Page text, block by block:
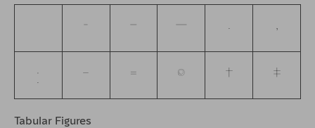
- – — .
,
:
− = ® † ‡
Tabular Figures